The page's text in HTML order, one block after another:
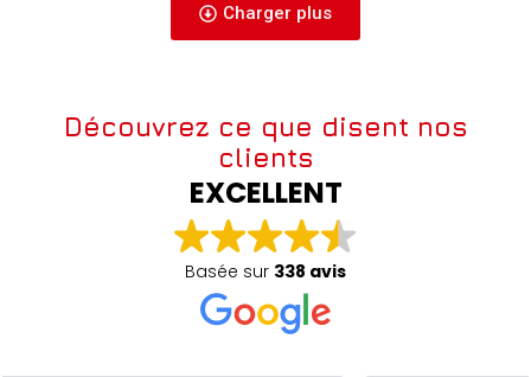
Charger plus
Découvrez ce que disent nos
clients
EXCELLENT
Basée sur 338 avis